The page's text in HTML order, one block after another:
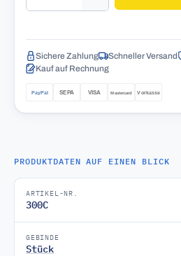
Sichere Zahlung Schneller Versand
Kauf auf Rechnung
PRODUKTDATEN AUF EINEN BLICK
ARTIKEL-NR.
300C
GEBINDE
Stück